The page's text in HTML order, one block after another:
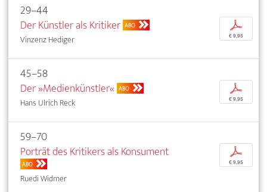
29–44
Der Künstler als Kritiker ABO
Vinzenz Hediger
p
€ 9,95
45–58
Der »Medienkünstler« ABO
Hans Ulrich Reck
p
€ 9,95
59–70
Porträt des Kritikers als Konsument
ABO
Ruedi Widmer
p
€ 9,95